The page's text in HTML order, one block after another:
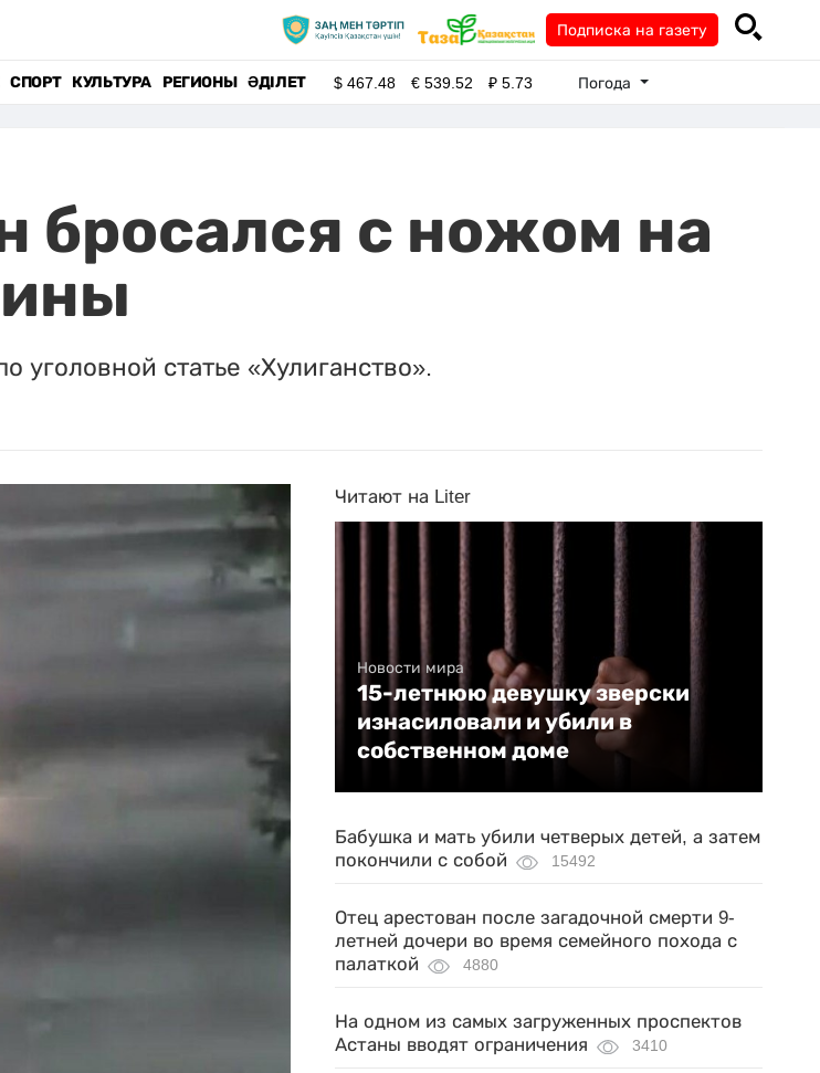
Подписка на газету
СПОРТ КУЛЬТУРА РЕГИОНЫ ӘДІЛЕТ $467.48 €539.52 ₽5.73 Погода
бросался с ножом на
уголовной статье «Хулиганство».
Читают на Liter
Новости мира
15-летнюю девушку зверски
изнасиловали и убили в
собственном доме
Бабушка и мать убили четверых детей, а затем
покончили с собой
15492
Отец арестован после загадочной смерти 9-
летней дочери во время семейного похода с
палаткой
4880
На одном из самых загруженных проспектов
Астаны вводят ограничения
3410